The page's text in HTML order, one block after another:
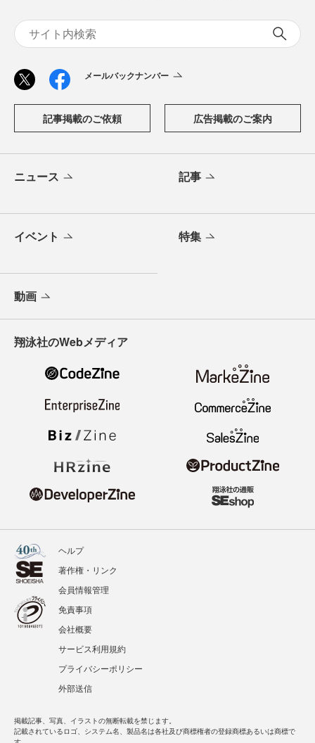
メールバックナンバー
記事掲載のご依頼 広告掲載のご案内
ニュース 記事
イベント 特集
動画
翔泳社のWebメディア
ヘルプ
著作権・リンク
会員情報管理
免責事項
会社概要
サービス利用規約
プライバシーポリシー
外部送信
掲載記事、写真、イラストの無断転載を禁じます。
記載されているロゴ、システム名、製品名は各社及び商標権者の登録商標あるいは商標で